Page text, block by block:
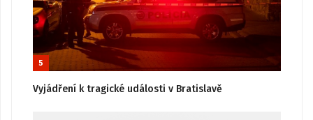
5
Vyjádření k tragické události v Bratislavě